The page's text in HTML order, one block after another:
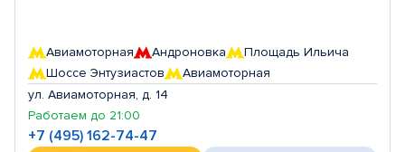
Авиамоторная Андроновка
Площадь Ильича
Шоссе Энтузиастов
Авиамоторная
ул. Авиамоторная, д. 14
Работаем до 21:00
+7 (495) 162-74-47